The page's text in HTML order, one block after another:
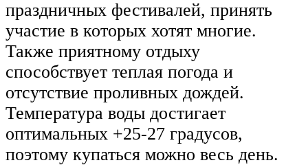
праздничных фестивалей, принять
участие в которых хотят многие.
Также приятному отдыху
способствует теплая погода и
отсутствие проливных дождей.
Температура воды достигает
оптимальных +25-27 градусов,
поэтому купаться можно весь день.